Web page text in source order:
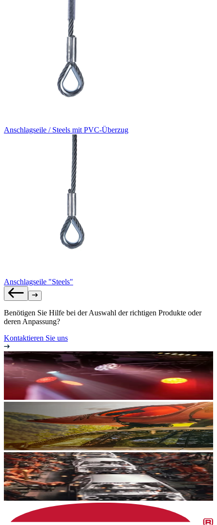
Anschlagseile / Steels mit PVC-Überzug
Anschlagseile "Steels"
Benötigen Sie Hilfe bei der Auswahl der richtigen Produkte oder
deren Anpassung?
Kontaktieren Sie uns